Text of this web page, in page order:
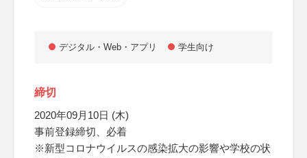
デジタル・Web・アプリ 学生向け
締切
2020年09月10日 (木)
事前登録締切、必着
※新型コロナウイルスの感染拡大の影響や学校の状